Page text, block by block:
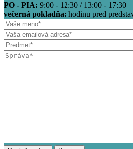
PO - PIA: 9:00 - 12:30 / 13:00 - 17:30
večerná pokladňa: hodinu pred